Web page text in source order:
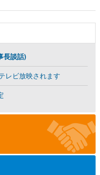
長談話)
レビ放映されます